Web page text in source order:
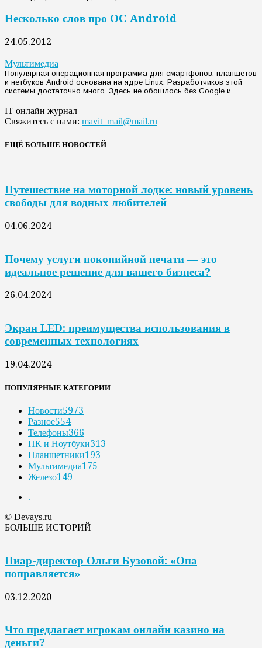
Несколько слов про ОС Android
24.05.2012
Мультимедиа
Популярная операционная программа для смартфонов, планшетов
и нетбуков Android основана на ядре Linux. Разработчиков этой
системы достаточно много. Здесь не обошлось без Google и...
IT онлайн журнал
Свяжитесь с нами: mavit_mail@mail.ru
ЕЩЁ БОЛЬШЕ НОВОСТЕЙ
Путешествие на моторной лодке: новый уровень
свободы для водных любителей
04.06.2024
Почему услуги покопийной печати — это
идеальное решение для вашего бизнеса?
26.04.2024
Экран LED: преимущества использования в
современных технологиях
19.04.2024
ПОПУЛЯРНЫЕ КАТЕГОРИИ
Новости5973
Разное554
Телефоны366
ПК и Ноутбуки313
Планшетники193
Мультимедиа175
Железо149
.
© Devays.ru
БОЛЬШЕ ИСТОРИЙ
Пиар-директор Ольги Бузовой: «Она
поправляется»
03.12.2020
Что предлагает игрокам онлайн казино на
деньги?